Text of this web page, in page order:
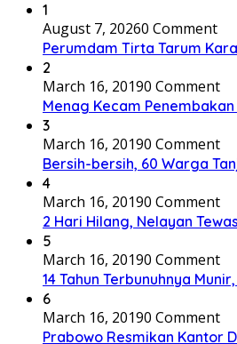
1
August 7, 20260 Comment
Perumdam Tirta Tarum
2
March 16, 20190 Comment
Menag Kecam
3
March 16, 20190 Comment
Bersih-bersih, 60 Warga
4
March 16, 20190 Comment
2 Hari Hilang, Nelayan
5
March 16, 20190 Comment
14 Tahun Terbunuhnya
6
March 16, 20190 Comment
Prabowo Resmikan Kantor